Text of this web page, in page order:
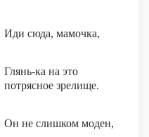
Иди сюда, мамочка,
Глянь-ка на это
потрясное зрелище.
Он не слишком моден,